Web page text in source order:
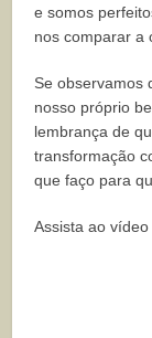
e somos
nos comparar a
Se observamos
nosso próprio
lembrança de
transformação
que faço para
Assista ao vídeo